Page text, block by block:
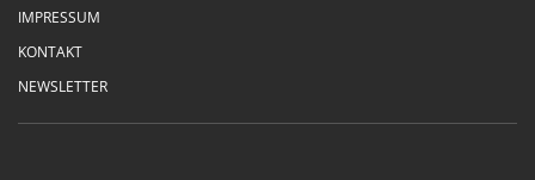
IMPRESSUM
KONTAKT
NEWSLETTER